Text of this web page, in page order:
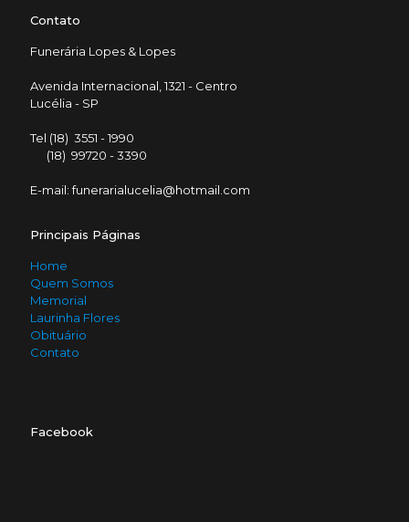
Contato
Funerária Lopes & Lopes
Avenida Internacional, 1321 - Centro
Lucélia - SP
Tel (18) 3551 - 1990
(18) 99720 - 3390
E-mail: funerarialucelia@hotmail.com
Principais Páginas
Home
Quem Somos
Memorial
Laurinha Flores
Obituário
Contato
Facebook